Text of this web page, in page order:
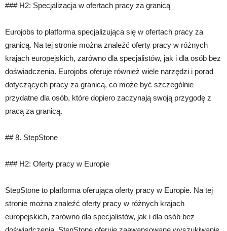
### H2: Specjalizacja w ofertach pracy za granicą
Eurojobs to platforma specjalizująca się w ofertach pracy za
granicą. Na tej stronie można znaleźć oferty pracy w różnych
krajach europejskich, zarówno dla specjalistów, jak i dla osób bez
doświadczenia. Eurojobs oferuje również wiele narzędzi i porad
dotyczących pracy za granicą, co może być szczególnie
przydatne dla osób, które dopiero zaczynają swoją przygodę z
pracą za granicą.
## 8. StepStone
### H2: Oferty pracy w Europie
StepStone to platforma oferująca oferty pracy w Europie. Na tej
stronie można znaleźć oferty pracy w różnych krajach
europejskich, zarówno dla specjalistów, jak i dla osób bez